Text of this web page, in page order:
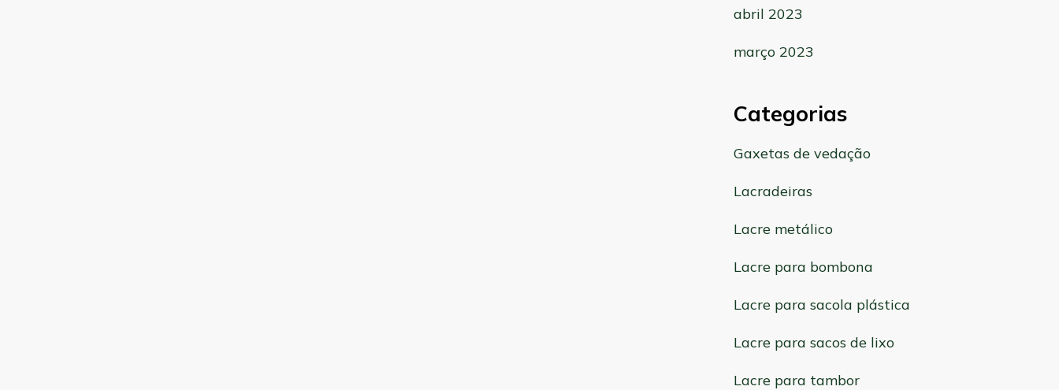
abril 2023
março 2023
Categorias
Gaxetas de vedação
Lacradeiras
Lacre metálico
Lacre para bombona
Lacre para sacola plástica
Lacre para sacos de lixo
Lacre para tambor